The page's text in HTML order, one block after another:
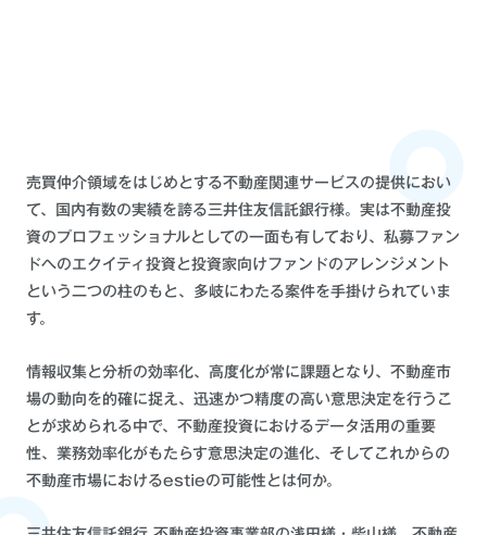
売買仲介領域をはじめとする不動産関連サービスの提供におい
て、国内有数の実績を誇る三井住友信託銀行様。実は不動産投
資のプロフェッショナルとしての一面も有しており、私募ファン
ドへのエクイティ投資と投資家向けファンドのアレンジメント
という二つの柱のもと、多岐にわたる案件を手掛けられていま
す。
情報収集と分析の効率化、高度化が常に課題となり、不動産市
場の動向を的確に捉え、迅速かつ精度の高い意思決定を行うこ
とが求められる中で、不動産投資におけるデータ活用の重要
性、業務効率化がもたらす意思決定の進化、そしてこれからの
不動産市場におけるestieの可能性とは何か。